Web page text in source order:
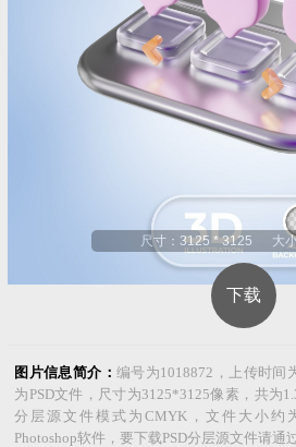
尺寸：3125 * 3125 大
下载
图片信息简介：编号为1018872，上传时间
为PSD文件，尺寸为3125*3125像素，共为
分层源文件模式为CMYK，文件大小约
Photoshop软件，要下载PSD分层源文件请通